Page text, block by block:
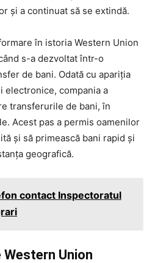
și a continuat să se extindă.
în istoria Western Union
s-a dezvoltat într-o
de bani. Odată cu apariția
compania a
transferurile de bani, în
Acest pas a permis oamenilor
și să primească bani rapid și
geografică.
contact Inspectoratul
Union